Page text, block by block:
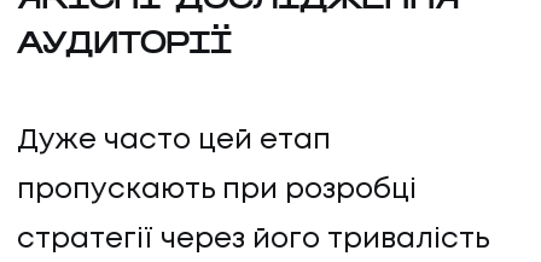
АУДИТОРІЇ
Дуже часто цей етап
пропускають при розробці
стратегії через його тривалість
2026
UA
UA